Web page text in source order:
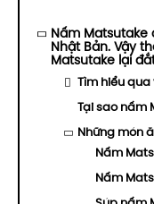
Nấm
Nhật Bản. Vậy
Matsutake lại
Tìm hiểu
Tại sao nấm
Những món
Nấm
Nấm